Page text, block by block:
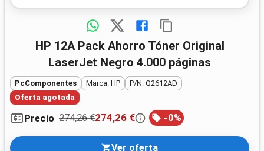
HP 12A Pack Ahorro Tóner Original
LaserJet Negro 4.000 páginas
PcComponentes Marca: HP
P/N: Q2612AD
Oferta agotada
Precio 274,26 €274,26 € -0%
Ver oferta